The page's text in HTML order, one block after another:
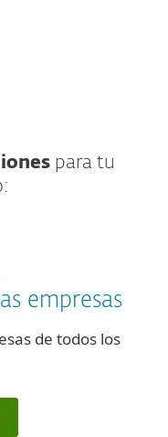
para tu
empresas
de todos los